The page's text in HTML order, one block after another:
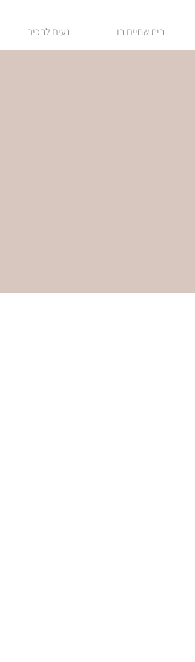
בית שחיים בו נעים להכיר